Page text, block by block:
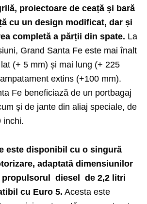
proiectoare de ceață și bară
cu un design modificat, dar și
completă a părții din spate. La
Grand Santa Fe este mai înalt
(+ 5 mm) și mai lung (+ 225
extins (+100 mm).
Fe beneficiază de un portbagaj
și de jante din aliaj speciale, de
inchi.
este disponibil cu o singură
adaptată dimensiunilor
propulsorul diesel de 2,2 litri
cu Euro 5. Acesta este